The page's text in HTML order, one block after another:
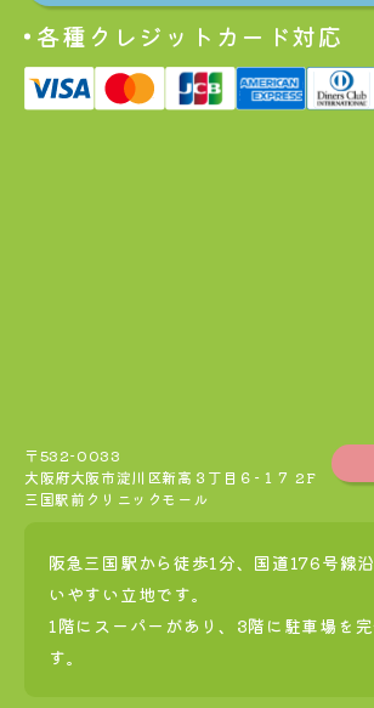
各種クレジットカード対応
〒532-0033
大阪府大阪市淀川区新高３丁目６−１７ 2F
三国駅前クリニックモール
阪急三国駅から徒歩1分、国道176号線
いやすい立地です。
1階にスーパーがあり、3階に駐車場を
す。